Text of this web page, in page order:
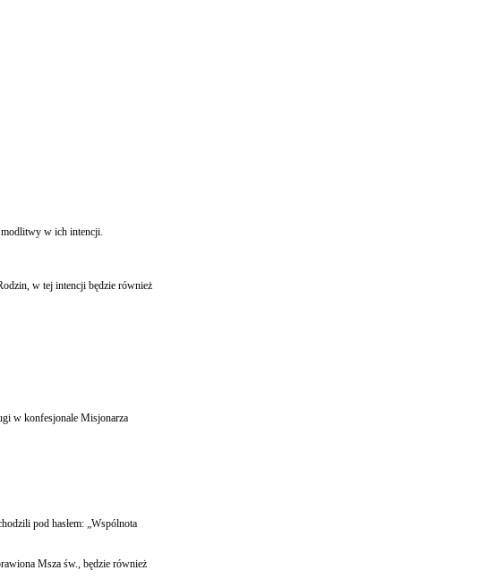
modlitwy w ich intencji.
w tej intencji będzie również
w konfesjonale Misjonarza
pod hasłem: „Wspólnota
Msza św., będzie również